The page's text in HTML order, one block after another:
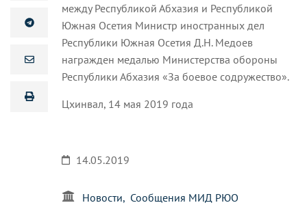
между Республикой Абхазия и Республикой
Южная Осетия Министр иностранных дел
Республики Южная Осетия Д.Н. Медоев
награжден медалью Министерства обороны
Республики Абхазия «За боевое содружество».
Цхинвал, 14 мая 2019 года
14.05.2019
Новости Сообщения МИД РЮО